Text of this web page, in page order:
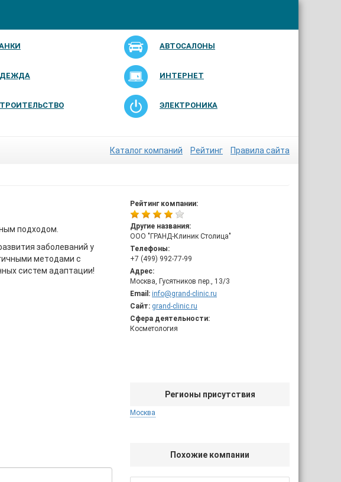
АВТОСАЛОНЫ
ИНТЕРНЕТ
ЭЛЕКТРОНИКА
Каталог компаний Рейтинг Правила сайта
Рейтинг компании:
Другие названия:
ООО "ГРАНД-Клиник Столица"
Телефоны:
+7 (499) 992-77-99
Адрес:
Москва, Гусятников пер., 13/3
Email: info@grand-clinic.ru
Сайт: grand-clinic.ru
Сфера деятельности:
Косметология
Регионы присутствия
Москва
Похожие компании
подходом.
заболеваний у
методами с
систем адаптации!